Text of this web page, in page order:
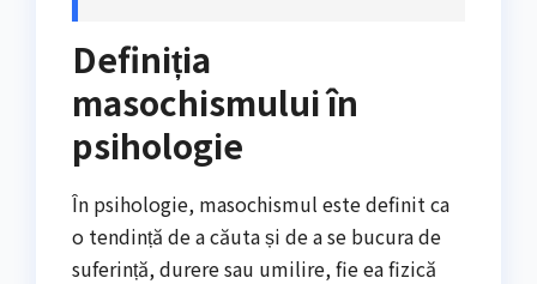
Definiția
masochismului în
psihologie
În psihologie, masochismul este definit ca
o tendință de a căuta și de a se bucura de
suferință, durere sau umilire, fie ea fizică